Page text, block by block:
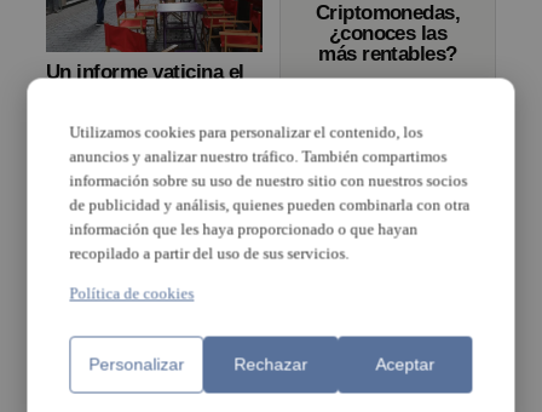
Un informe vaticina el
y bares en la Comunitat
Valenciana
Criptomonedas,
¿conoces las
más rentables?
Jornada en Florida de
Utilizamos cookies para personalizar el contenido, los
anuncios y analizar nuestro tráfico. También compartimos
información sobre su uso de nuestro sitio con nuestros socios
de publicidad y análisis, quienes pueden combinarla con otra
información que les haya proporcionado o que hayan
recopilado a partir del uso de sus servicios.
Política de cookies
Personalizar Rechazar Aceptar